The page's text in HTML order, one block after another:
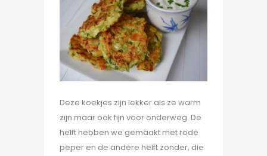
Deze koekjes zijn lekker als ze warm
zijn maar ook fijn voor onderweg. De
helft hebben we gemaakt met rode
peper en de andere helft zonder, die